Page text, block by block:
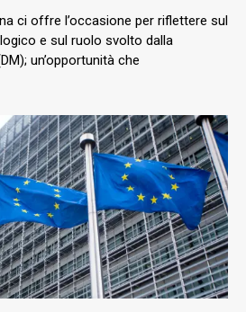
ci offre l’occasione per riflettere sul
e sul ruolo svolto dalla
un’opportunità che